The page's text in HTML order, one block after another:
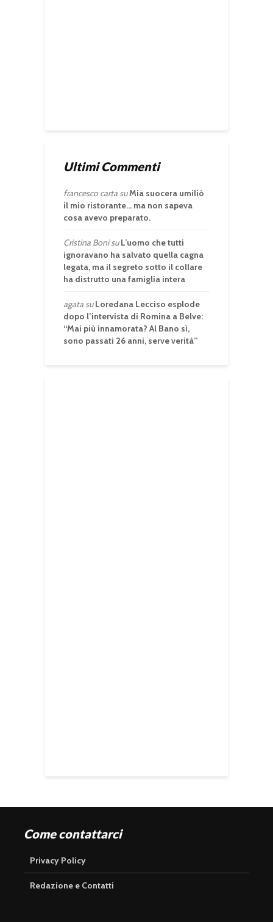
Ultimi Commenti
francesco cartasuMia suocera umiliò
il mio ristorante… ma non sapeva
cosa avevo preparato.
Cristina BonisuL’uomo che tutti
ignoravano ha salvato quella cagna
legata, ma il segreto sotto il collare
ha distrutto una famiglia intera
agatasuLoredana Lecciso esplode
dopo l’intervista di Romina a Belve:
“Mai più innamorata? Al Bano sì,
sono passati 26 anni, serve verità”
Come contattarci
Privacy Policy
Redazione e Contatti